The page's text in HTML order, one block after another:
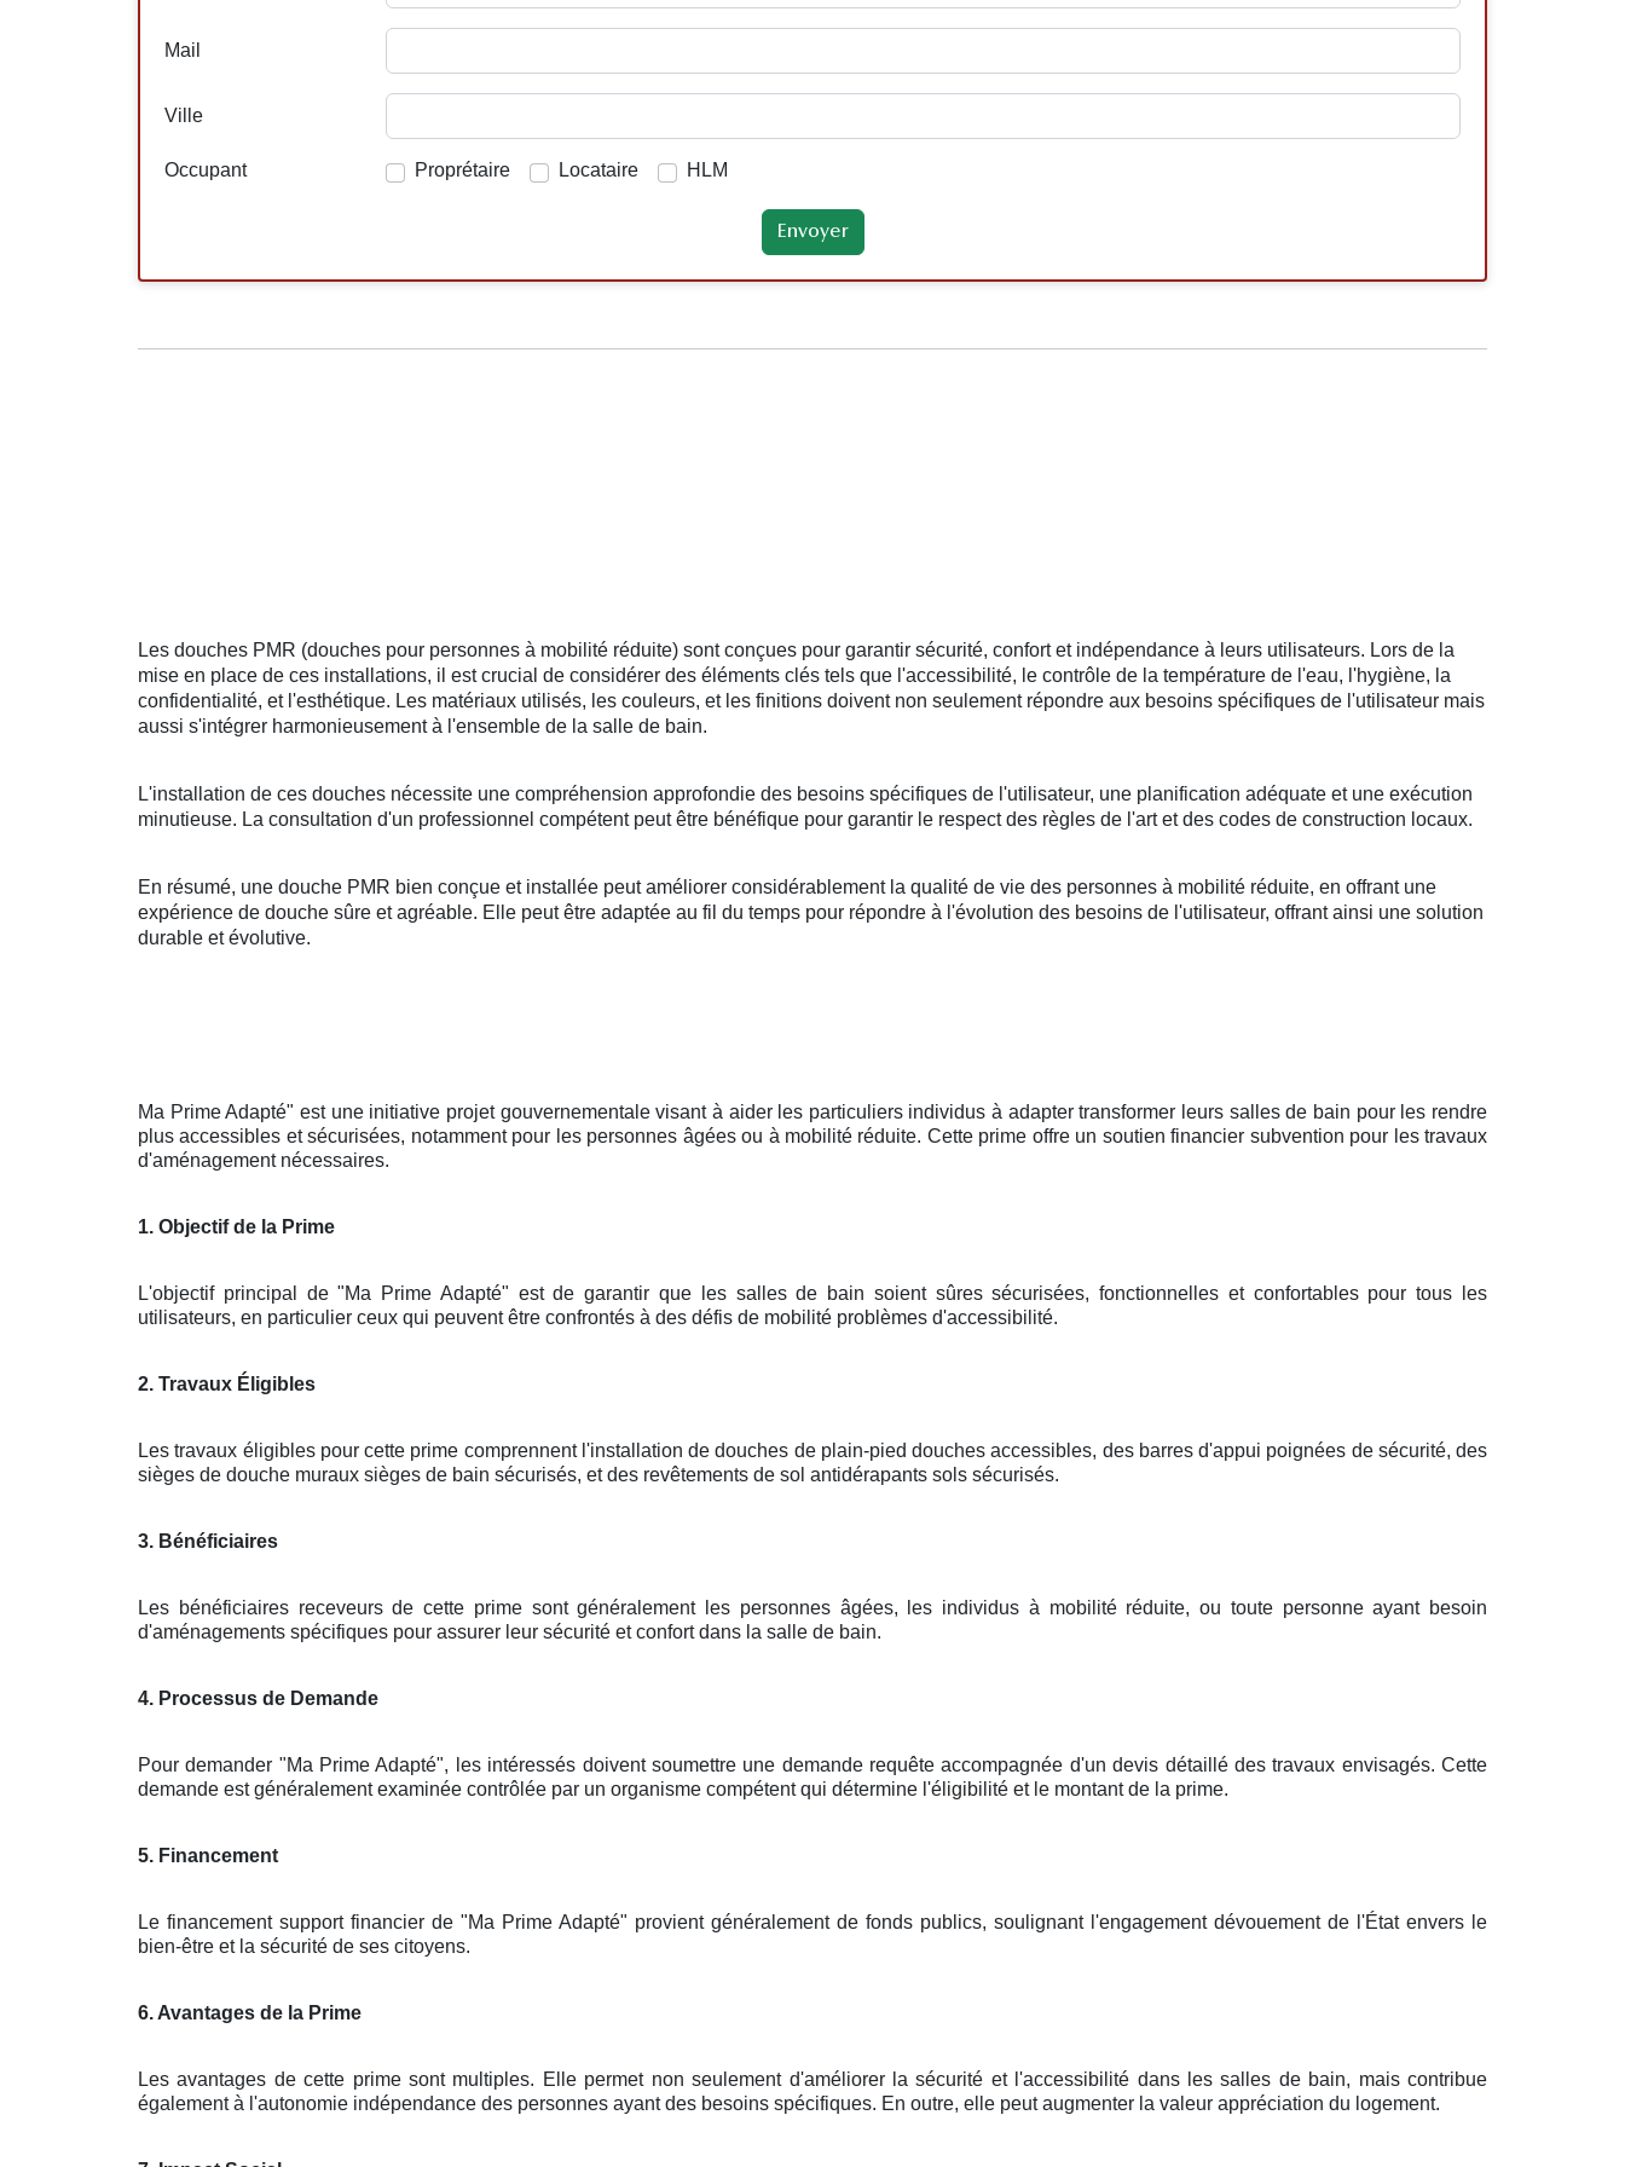
Mail
Ville
Occupant Proprétaire Locataire HLM
Les douches PMR (douches pour personnes à mobilité réduite) sont conçues pour garantir sécurité, confort et indépendance à leurs utilisateurs. Lors de la
mise en place de ces installations, il est crucial de considérer des éléments clés tels que l'accessibilité, le contrôle de la température de l'eau, l'hygiène, la
confidentialité, et l'esthétique. Les matériaux utilisés, les couleurs, et les finitions doivent non seulement répondre aux besoins spécifiques de l'utilisateur mais
aussi s'intégrer harmonieusement à l'ensemble de la salle de bain.
L'installation de ces douches nécessite une compréhension approfondie des besoins spécifiques de l'utilisateur, une planification adéquate et une exécution
minutieuse. La consultation d'un professionnel compétent peut être bénéfique pour garantir le respect des règles de l'art et des codes de construction locaux.
En résumé, une douche PMR bien conçue et installée peut améliorer considérablement la qualité de vie des personnes à mobilité réduite, en offrant une
expérience de douche sûre et agréable. Elle peut être adaptée au fil du temps pour répondre à l'évolution des besoins de l'utilisateur, offrant ainsi une solution
durable et évolutive.
Ma Prime Adapté" est une initiative projet gouvernementale visant à aider les particuliers individus à adapter transformer leurs salles de bain pour les rendre
plus accessibles et sécurisées, notamment pour les personnes âgées ou à mobilité réduite. Cette prime offre un soutien financier subvention pour les travaux
d'aménagement nécessaires.
1. Objectif de la Prime
L'objectif principal de "Ma Prime Adapté" est de garantir que les salles de bain soient sûres sécurisées, fonctionnelles et confortables pour tous les
utilisateurs, en particulier ceux qui peuvent être confrontés à des défis de mobilité problèmes d'accessibilité.
2. Travaux Éligibles
Les travaux éligibles pour cette prime comprennent l'installation de douches de plain-pied douches accessibles, des barres d'appui poignées de sécurité, des
sièges de douche muraux sièges de bain sécurisés, et des revêtements de sol antidérapants sols sécurisés.
3. Bénéficiaires
Les bénéficiaires receveurs de cette prime sont généralement les personnes âgées, les individus à mobilité réduite, ou toute personne ayant besoin
d'aménagements spécifiques pour assurer leur sécurité et confort dans la salle de bain.
4. Processus de Demande
Pour demander "Ma Prime Adapté", les intéressés doivent soumettre une demande requête accompagnée d'un devis détaillé des travaux envisagés. Cette
demande est généralement examinée contrôlée par un organisme compétent qui détermine l'éligibilité et le montant de la prime.
5. Financement
Le financement support financier de "Ma Prime Adapté" provient généralement de fonds publics, soulignant l'engagement dévouement de l'État envers le
bien-être et la sécurité de ses citoyens.
6. Avantages de la Prime
Les avantages de cette prime sont multiples. Elle permet non seulement d'améliorer la sécurité et l'accessibilité dans les salles de bain, mais contribue
également à l'autonomie indépendance des personnes ayant des besoins spécifiques. En outre, elle peut augmenter la valeur appréciation du logement.